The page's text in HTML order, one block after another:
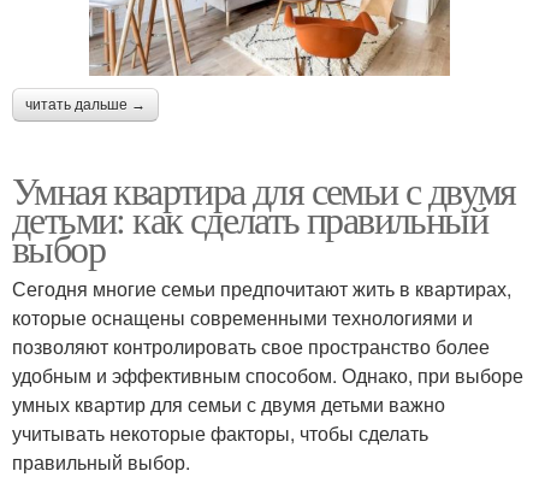
читать дальше →
Умная квартира для семьи с двумя
детьми: как сделать правильный
выбор
Сегодня многие семьи предпочитают жить в квартирах,
которые оснащены современными технологиями и
позволяют контролировать свое пространство более
удобным и эффективным способом. Однако, при выборе
умных квартир для семьи с двумя детьми важно
учитывать некоторые факторы, чтобы сделать
правильный выбор.